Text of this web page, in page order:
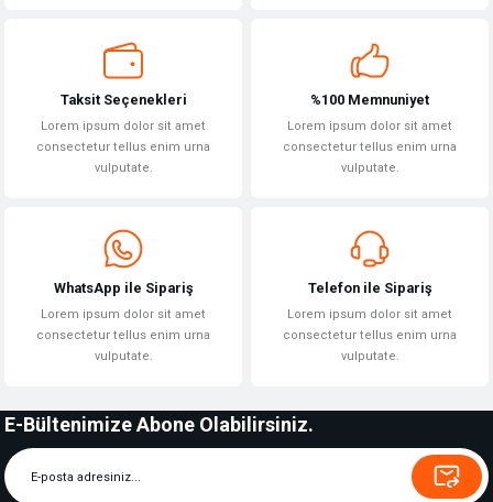
Taksit Seçenekleri
Lorem ipsum dolor sit amet
consectetur tellus enim urna
vulputate.
%100 Memnuniyet
Lorem ipsum dolor sit amet
consectetur tellus enim urna
vulputate.
WhatsApp ile Sipariş
Lorem ipsum dolor sit amet
consectetur tellus enim urna
vulputate.
Telefon ile Sipariş
Lorem ipsum dolor sit amet
consectetur tellus enim urna
vulputate.
E-Bültenimize Abone Olabilirsiniz.